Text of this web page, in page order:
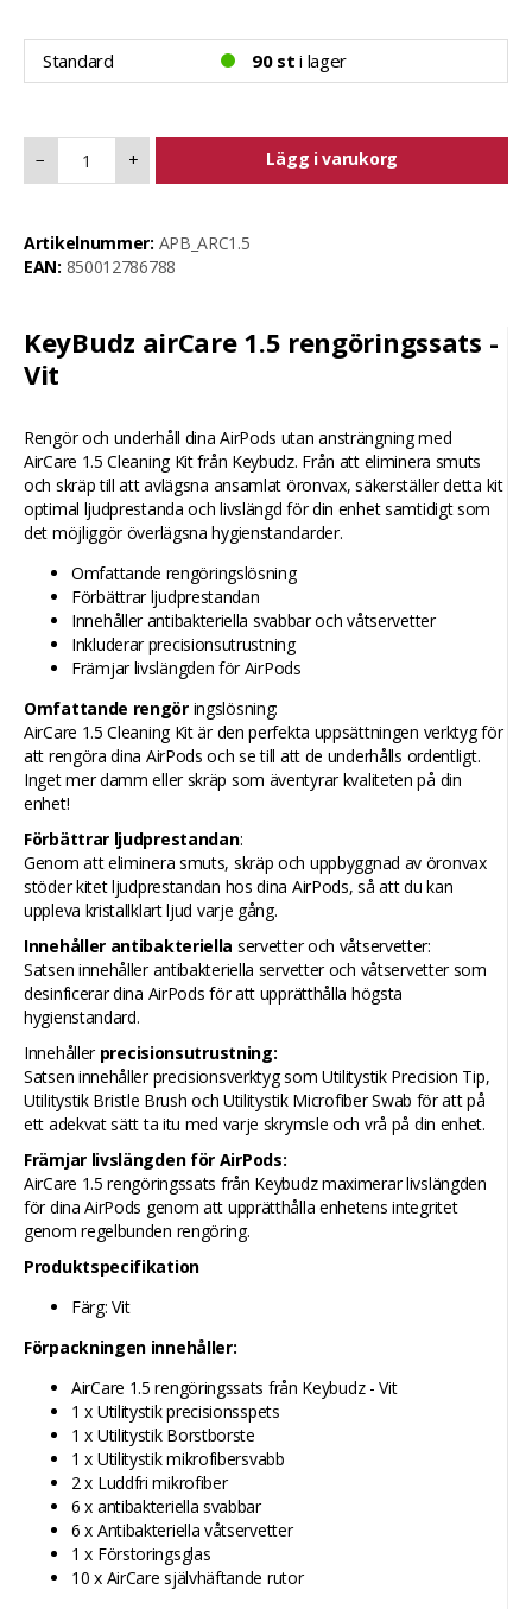
KeyBudz airCare 1.5 rengöringssats -
Vit
Rengör och underhåll dina AirPods utan ansträngning med
AirCare 1.5 Cleaning Kit från Keybudz. Från att eliminera smuts
och skräp till att avlägsna ansamlat öronvax, säkerställer detta kit
optimal ljudprestanda och livslängd för din enhet samtidigt som
det möjliggör överlägsna hygienstandarder.
Omfattande rengöringslösning
Förbättrar ljudprestandan
Innehåller antibakteriella svabbar och våtservetter
Inkluderar precisionsutrustning
Främjar livslängden för AirPods
Omfattande rengöringslösning:
AirCare 1.5 Cleaning Kit är den perfekta uppsättningen verktyg för
att rengöra dina AirPods och se till att de underhålls ordentligt.
Inget mer damm eller skräp som äventyrar kvaliteten på din
enhet!
Förbättrar ljudprestandan:
Genom att eliminera smuts, skräp och uppbyggnad av öronvax
stöder kitet ljudprestandan hos dina AirPods, så att du kan
uppleva kristallklart ljud varje gång.
Innehåller antibakteriella servetter och våtservetter:
Satsen innehåller antibakteriella servetter och våtservetter som
desinficerar dina AirPods för att upprätthålla högsta
hygienstandard.
Innehåller precisionsutrustning:
Satsen innehåller precisionsverktyg som Utilitystik Precision Tip,
Utilitystik Bristle Brush och Utilitystik Microfiber Swab för att på
ett adekvat sätt ta itu med varje skrymsle och vrå på din enhet.
Främjar livslängden för AirPods:
AirCare 1.5 rengöringssats från Keybudz maximerar livslängden
för dina AirPods genom att upprätthålla enhetens integritet
genom regelbunden rengöring.
Produktspecifikation
Färg: Vit
Förpackningen innehåller:
AirCare 1.5 rengöringssats från Keybudz - Vit
1 x Utilitystik precisionsspets
1 x Utilitystik Borstborste
1 x Utilitystik mikrofibersvabb
2 x Luddfri mikrofiber
6 x antibakteriella svabbar
6 x Antibakteriella våtservetter
1 x Förstoringsglas
10 x AirCare självhäftande rutor
Standard 90 st i lager
− + Lägg i varukorg
Artikelnummer: APB_ARC1.5
EAN: 850012786788